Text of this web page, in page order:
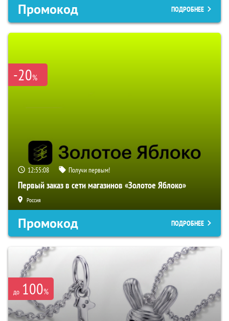
Промокод ПОДРОБНЕЕ
-20%
12:55:07 Получи первым!
Первый заказ в сети магазинов «Золотое Яблоко»
Россия
Промокод ПОДРОБНЕЕ
до 100%